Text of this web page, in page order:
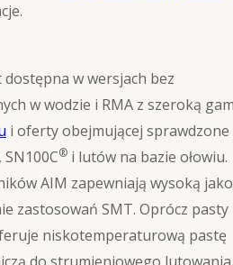
w wersjach bez
w wodzie i RMA z szeroką
i oferty obejmującej sprawdzone
® i lutów na bazie ołowiu.
AIM zapewniają wysoką
zastosowań SMT. Oprócz pasty
niskotemperaturową pastę
do strumieniowego lutowania.